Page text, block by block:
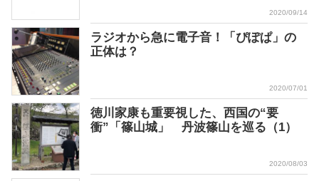
2020/09/14
ラジオから急に電子音！「ぴぽぱ」の
正体は？
2020/07/01
徳川家康も重要視した、西国の“要
衝”「篠山城」 丹波篠山を巡る（1）
2020/08/03